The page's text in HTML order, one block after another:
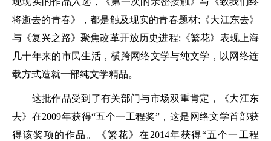
将逝去的青春》，都是触及现实的青春题材;《大江东去》
与《复兴之路》聚焦改革开放历史进程;《繁花》表现上海
几十年来的市民生活，横跨网络文学与纯文学，以网络连
载方式造就一部纯文学精品。
这批作品受到了有关部门与市场双重肯定，《大江东
去》在2009年获得“五个一工程奖”，这是网络文学首部获
得该奖项的作品。《繁花》在2014年获得“五个一工程